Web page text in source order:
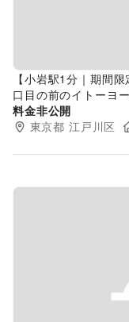
【小岩駅1分｜期間
口目の前のイトーヨ
料金非公開
東京都 江戸川区
Previous slide